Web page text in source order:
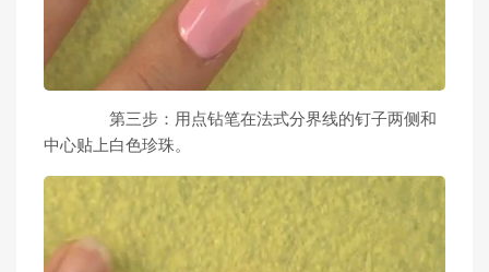
第三步：用点钻笔在法式分界线的钉子两侧和
中心贴上白色珍珠。